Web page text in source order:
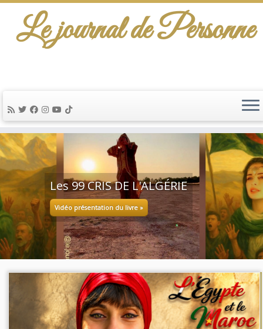
Passer
au
contenu
Le journal de Personne
LA CASA DE
Annonce et question pour
film La Casa de Palestina »